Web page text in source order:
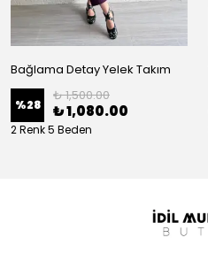
Bağlama Detay Yelek Takım
%28
₺ 1,500.00
₺ 1,080.00
2 Renk 5 Beden